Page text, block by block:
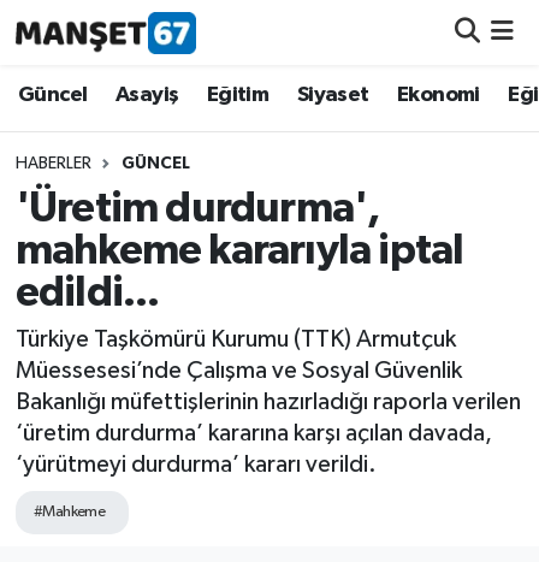
Güncel Asayiş Eğitim Siyaset Ekonomi
HABERLER GÜNCEL
'Üretim durdurma',
mahkeme kararıyla iptal
edildi...
Türkiye Taşkömürü Kurumu (TTK) Armutçuk
Müessesesi’nde Çalışma ve Sosyal Güvenlik
Bakanlığı müfettişlerinin hazırladığı raporla verilen
‘üretim durdurma’ kararına karşı açılan davada,
‘yürütmeyi durdurma’ kararı verildi.
#Mahkeme
Güncel
Asayiş
Siyaset
Spor
Eğitim
Ekonomi
Kültür-Sanat
Magazin